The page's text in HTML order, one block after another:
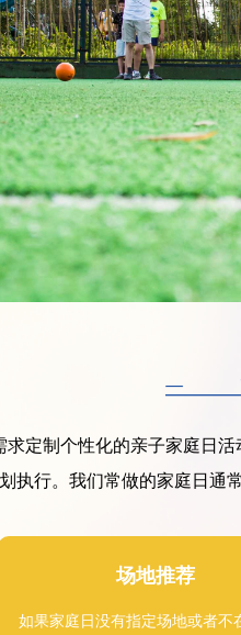
定制个性化的亲子家庭日活
执行。我们常做的家庭日通
如果家庭日没有指定场地或者不
场地推荐